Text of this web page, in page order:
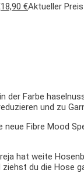
18,90 €Aktueller
der Farbe
und zu
Fibre Mood
hat weite
du die Hose